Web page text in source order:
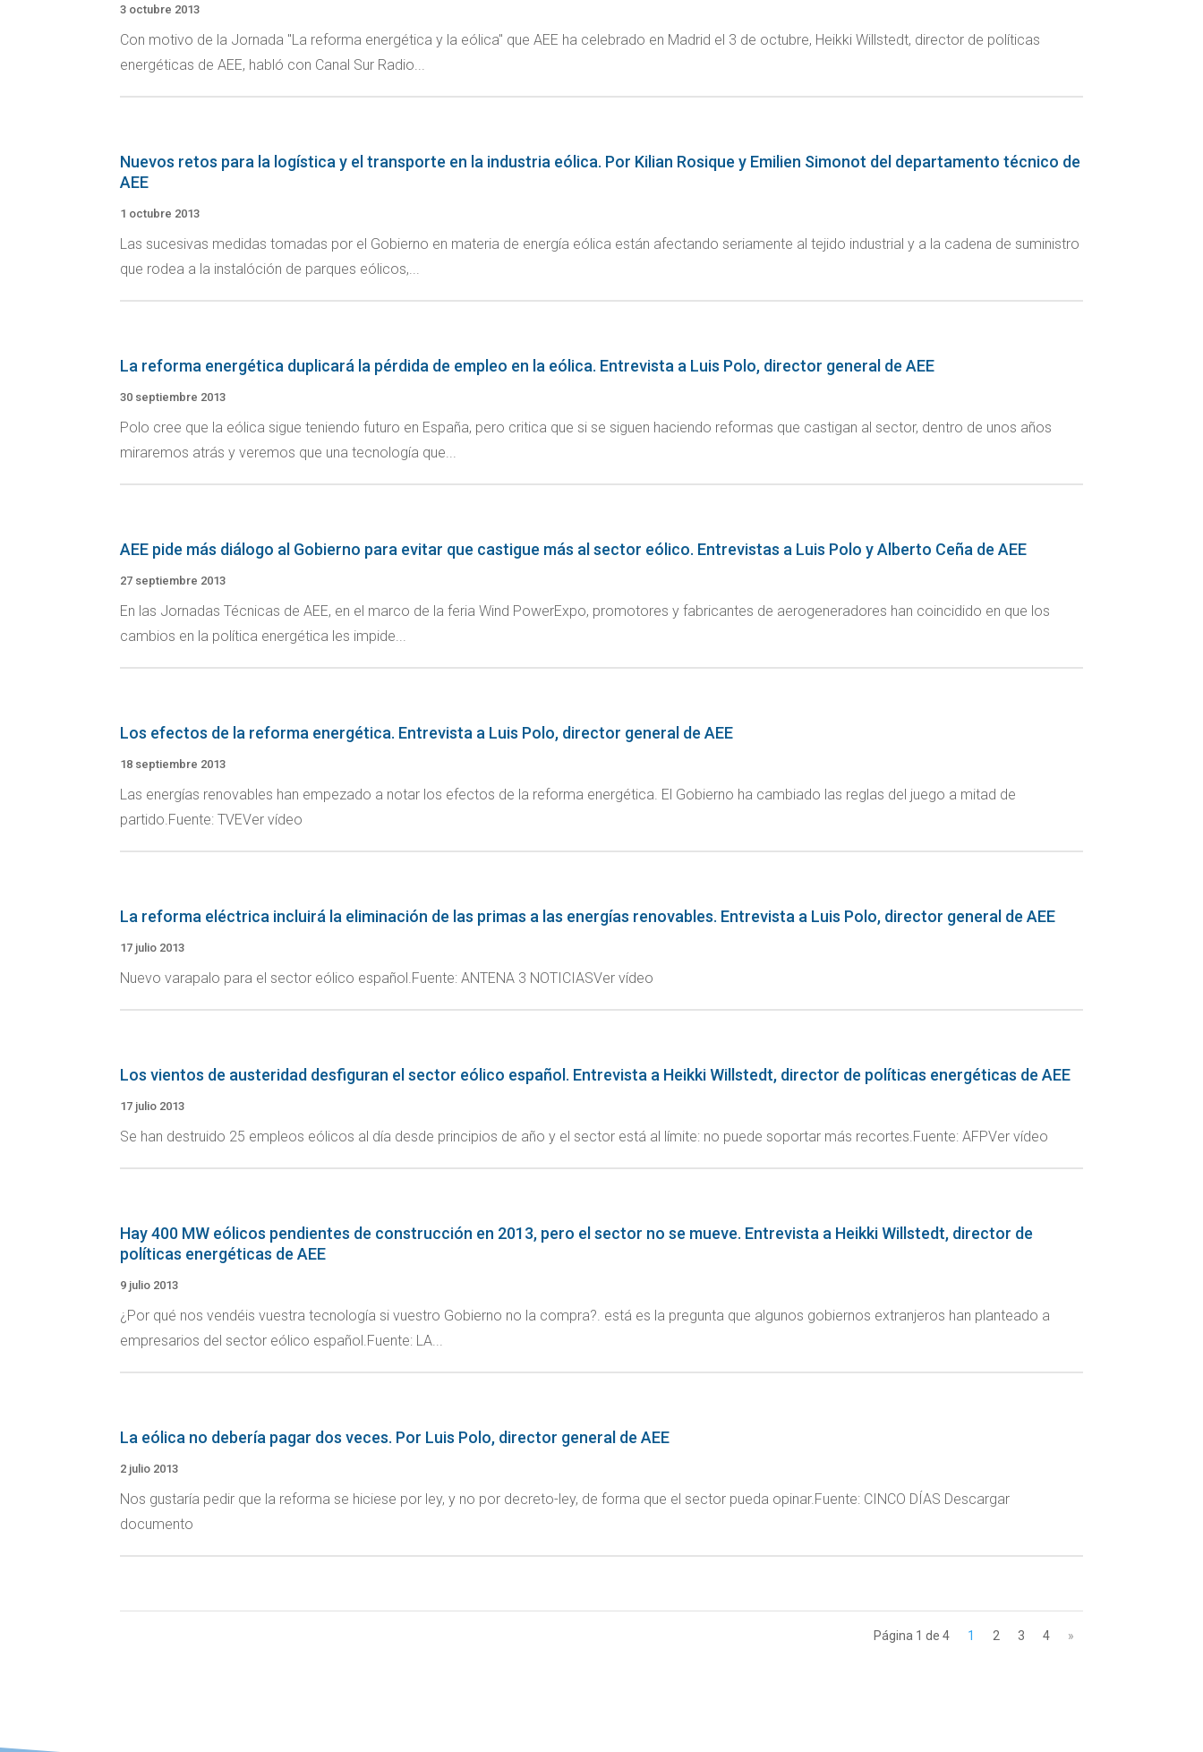
3 octubre 2013
Con motivo de la Jornada "La reforma energética y la eólica" que AEE ha celebrado en Madrid el 3 de octubre, Heikki Willstedt, director de políticas
energéticas de AEE, habló con Canal Sur Radio...
Nuevos retos para la logística y el transporte en la industria eólica. Por Kilian Rosique y Emilien Simonot del departamento técnico de
AEE
1 octubre 2013
Las sucesivas medidas tomadas por el Gobierno en materia de energía eólica están afectando seriamente al tejido industrial y a la cadena de suministro
que rodea a la instalóción de parques eólicos,...
La reforma energética duplicará la pérdida de empleo en la eólica. Entrevista a Luis Polo, director general de AEE
30 septiembre 2013
Polo cree que la eólica sigue teniendo futuro en España, pero critica que si se siguen haciendo reformas que castigan al sector, dentro de unos años
miraremos atrás y veremos que una tecnología que...
AEE pide más diálogo al Gobierno para evitar que castigue más al sector eólico. Entrevistas a Luis Polo y Alberto Ceña de AEE
27 septiembre 2013
En las Jornadas Técnicas de AEE, en el marco de la feria Wind PowerExpo, promotores y fabricantes de aerogeneradores han coincidido en que los
cambios en la política energética les impide...
Los efectos de la reforma energética. Entrevista a Luis Polo, director general de AEE
18 septiembre 2013
Las energías renovables han empezado a notar los efectos de la reforma energética. El Gobierno ha cambiado las reglas del juego a mitad de
partido.Fuente: TVEVer vídeo
La reforma eléctrica incluirá la eliminación de las primas a las energías renovables. Entrevista a Luis Polo, director general de AEE
17 julio 2013
Nuevo varapalo para el sector eólico español.Fuente: ANTENA 3 NOTICIASVer vídeo
Los vientos de austeridad desfiguran el sector eólico español. Entrevista a Heikki Willstedt, director de políticas energéticas de AEE
17 julio 2013
Se han destruido 25 empleos eólicos al día desde principios de año y el sector está al límite: no puede soportar más recortes.Fuente: AFPVer vídeo
Hay 400 MW eólicos pendientes de construcción en 2013, pero el sector no se mueve. Entrevista a Heikki Willstedt, director de
políticas energéticas de AEE
9 julio 2013
¿Por qué nos vendéis vuestra tecnología si vuestro Gobierno no la compra?. está es la pregunta que algunos gobiernos extranjeros han planteado a
empresarios del sector eólico español.Fuente: LA...
La eólica no debería pagar dos veces. Por Luis Polo, director general de AEE
2 julio 2013
Nos gustaría pedir que la reforma se hiciese por ley, y no por decreto-ley, de forma que el sector pueda opinar.Fuente: CINCO DÍAS Descargar
documento
Página 1 de 4 1 2 3 4 »